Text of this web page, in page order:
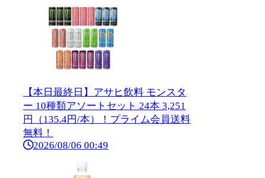
【本日最終日】アサヒ飲料 モンスタ
ー 10種類アソートセット 24本 3,251
円（135.4円/本）！プライム会員送料
無料！
2026/08/06 00:49